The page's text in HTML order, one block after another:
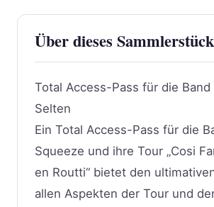
Über dieses Sammlerstück
Total Access-Pass für die Band
Selten
Ein Total Access-Pass für die
Squeeze und ihre Tour „Cosi
en Routti“ bietet den
allen Aspekten der Tour und